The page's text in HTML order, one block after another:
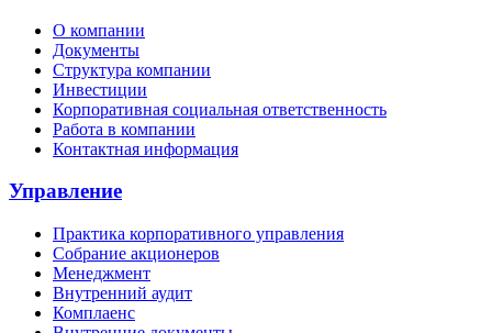
О компании
Документы
Структура компании
Инвестиции
Корпоративная социальная ответственность
Работа в компании
Контактная информация
Управление
Практика корпоративного управления
Собрание акционеров
Менеджмент
Внутренний аудит
Комплаенс